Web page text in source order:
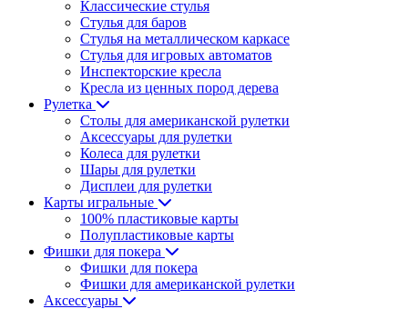
Классические стулья
Стулья для баров
Стулья на металлическом каркасе
Стулья для игровых автоматов
Инспекторские кресла
Кресла из ценных пород дерева
Рулетка
Столы для американской рулетки
Аксессуары для рулетки
Колеса для рулетки
Шары для рулетки
Дисплеи для рулетки
Карты игральные
100% пластиковые карты
Полупластиковые карты
Фишки для покера
Фишки для покера
Фишки для американской рулетки
Аксессуары